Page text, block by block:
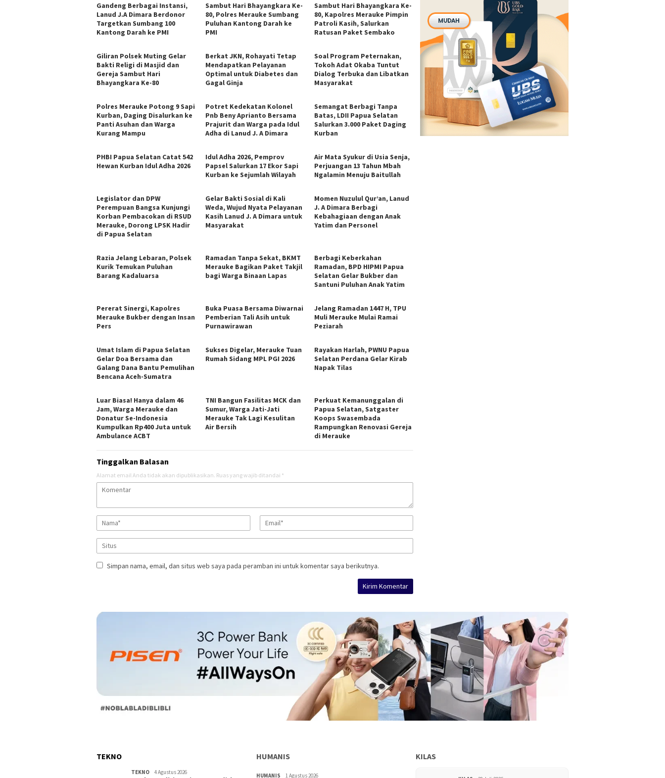
Gandeng Berbagai Instansi,
Lanud J.A Dimara Berdonor
Targetkan Sumbang 100
Kantong Darah ke PMI
Sambut Hari Bhayangkara Ke-
80, Polres Merauke Sumbang
Puluhan Kantong Darah ke
PMI
Sambut Hari Bhayangkara Ke-
80, Kapolres Merauke Pimpin
Patroli Kasih, Salurkan
Ratusan Paket Sembako
Giliran Polsek Muting Gelar
Bakti Religi di Masjid dan
Gereja Sambut Hari
Bhayangkara Ke-80
Berkat JKN, Rohayati Tetap
Mendapatkan Pelayanan
Optimal untuk Diabetes dan
Gagal Ginja
Soal Program Peternakan,
Tokoh Adat Okaba Tuntut
Dialog Terbuka dan Libatkan
Masyarakat
Polres Merauke Potong 9 Sapi
Kurban, Daging Disalurkan ke
Panti Asuhan dan Warga
Kurang Mampu
Potret Kedekatan Kolonel
Pnb Beny Aprianto Bersama
Prajurit dan Warga pada Idul
Adha di Lanud J. A Dimara
​Semangat Berbagi Tanpa
Batas, LDII Papua Selatan
Salurkan 3.000 Paket Daging
Kurban
PHBI Papua Selatan Catat 542
Hewan Kurban Idul Adha 2026
Idul Adha 2026, Pemprov
Papsel Salurkan 17 Ekor Sapi
Kurban ke Sejumlah Wilayah
Air Mata Syukur di Usia Senja,
Perjuangan 13 Tahun Mbah
Ngalamin Menuju Baitullah
Legislator dan DPW
Perempuan Bangsa Kunjungi
Korban Pembacokan di RSUD
Merauke, Dorong LPSK Hadir
di Papua Selatan
Gelar Bakti Sosial di Kali
Weda, Wujud Nyata Pelayanan
Kasih Lanud J. A Dimara untuk
Masyarakat
Momen Nuzulul Qur’an, Lanud
J. A Dimara Berbagi
Kebahagiaan dengan Anak
Yatim dan Personel
Razia Jelang Lebaran, Polsek
Kurik Temukan Puluhan
Barang Kadaluarsa
Ramadan Tanpa Sekat, BKMT
Merauke Bagikan Paket Takjil
bagi Warga Binaan Lapas
Berbagi Keberkahan
Ramadan, BPD HIPMI Papua
Selatan Gelar Bukber dan
Santuni Puluhan Anak Yatim
​Pererat Sinergi, Kapolres
Merauke Bukber dengan Insan
Pers
Buka Puasa Bersama Diwarnai
Pemberian Tali Asih untuk
Purnawirawan
Jelang Ramadan 1447 H, TPU
Muli Merauke Mulai Ramai
Peziarah
Umat Islam di Papua Selatan
Gelar Doa Bersama dan
Galang Dana Bantu Pemulihan
Bencana Aceh-Sumatra
Sukses Digelar, Merauke Tuan
Rumah Sidang MPL PGI 2026
Rayakan Harlah, PWNU Papua
Selatan Perdana Gelar Kirab
Napak Tilas
Luar Biasa! Hanya dalam 46
Jam, Warga Merauke dan
Donatur Se-Indonesia
Kumpulkan Rp400 Juta untuk
Ambulance ACBT
TNI Bangun Fasilitas MCK dan
Sumur, Warga Jati-Jati
Merauke Tak Lagi Kesulitan
Air Bersih
Perkuat Kemanunggalan di
Papua Selatan, Satgaster
Koops Swasembada
Rampungkan Renovasi Gereja
di Merauke
Tinggalkan Balasan
Alamat email Anda tidak akan dipublikasikan. Ruas yang wajib ditandai *
Simpan nama, email, dan situs web saya pada peramban ini untuk komentar saya berikutnya.
TEKNO
TEKNO 4 Agustus 2026
HUMANIS
HUMANIS 1 Agustus 2026
KILAS